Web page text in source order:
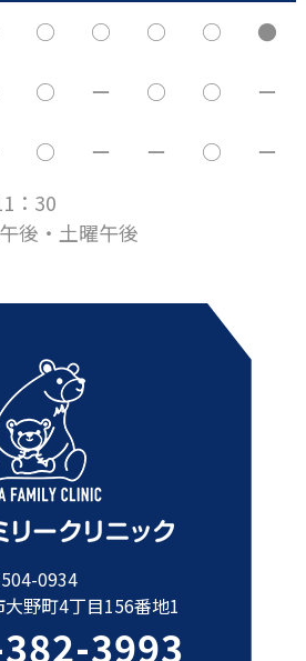
○ ○ ○ ○
●
○ ー ○ ○
ー
○ ー ー ○
ー
：30
後・土曜午後
0934
野町4丁目156番地1
3993